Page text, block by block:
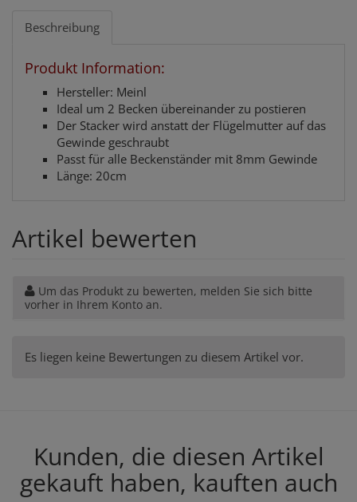
Beschreibung
Produkt Information:
Hersteller: Meinl
Ideal um 2 Becken übereinander zu postieren
Der Stacker wird anstatt der Flügelmutter auf das
Gewinde geschraubt
Passt für alle Beckenständer mit 8mm Gewinde
Länge: 20cm
Artikel bewerten
Um das Produkt zu bewerten, melden Sie sich bitte
vorher in Ihrem Konto an.
Es liegen keine Bewertungen zu diesem Artikel vor.
Kunden, die diesen Artikel
gekauft haben, kauften auch